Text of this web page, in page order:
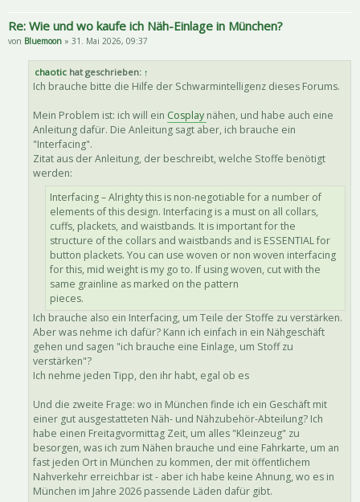
Re: Wie und wo kaufe ich Näh-Einlage in München?
von Bluemoon » 31. Mai 2026, 09:37
chaotic hat geschrieben: ↑
Ich brauche bitte die Hilfe der Schwarmintelligenz dieses Forums.
Mein Problem ist: ich will ein Cosplay nähen, und habe auch eine
Anleitung dafür. Die Anleitung sagt aber, ich brauche ein
"Interfacing".
Zitat aus der Anleitung, der beschreibt, welche Stoffe benötigt
werden:
Interfacing – Alrighty this is non-negotiable for a number of
elements of this design. Interfacing is a must on all collars,
cuffs, plackets, and waistbands. It is important for the
structure of the collars and waistbands and is ESSENTIAL for
button plackets. You can use woven or non woven interfacing
for this, mid weight is my go to. If using woven, cut with the
same grainline as marked on the pattern
pieces.
Ich brauche also ein Interfacing, um Teile der Stoffe zu verstärken.
Aber was nehme ich dafür? Kann ich einfach in ein Nähgeschäft
gehen und sagen "ich brauche eine Einlage, um Stoff zu
verstärken"?
Ich nehme jeden Tipp, den ihr habt, egal ob es
Und die zweite Frage: wo in München finde ich ein Geschäft mit
einer gut ausgestatteten Näh- und Nähzubehör-Abteilung? Ich
habe einen Freitagvormittag Zeit, um alles "Kleinzeug" zu
besorgen, was ich zum Nähen brauche und eine Fahrkarte, um an
fast jeden Ort in München zu kommen, der mit öffentlichem
Nahverkehr erreichbar ist - aber ich habe keine Ahnung, wo es in
München im Jahre 2026 passende Läden dafür gibt.